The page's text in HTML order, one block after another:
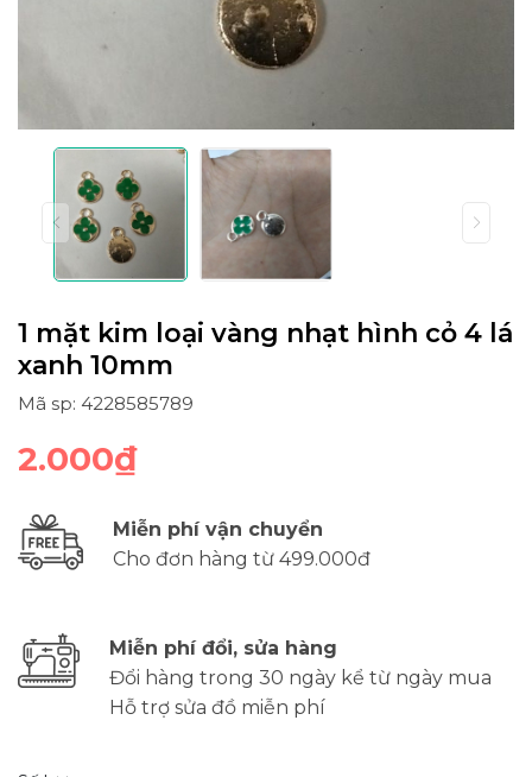
1 mặt kim loại vàng nhạt hình cỏ 4 lá
xanh 10mm
Mã sp: 4228585789
2.000₫
Miễn phí vận chuyển
Cho đơn hàng từ 499.000đ
Miễn phí đổi, sửa hàng
Đổi hàng trong 30 ngày kể từ ngày mua
Hỗ trợ sửa đồ miễn phí